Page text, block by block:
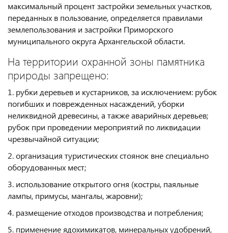
максимальный процент застройки земельных участков,
переданных в пользование, определяется правилами
землепользования и застройки Приморского
муниципального округа Архангельской области.
На территории охранной зоны памятника
природы запрещено:
1. рубки деревьев и кустарников, за исключением: рубок
погибших и поврежденных насаждений, уборки
неликвидной древесины, а также аварийных деревьев;
рубок при проведении мероприятий по ликвидации
чрезвычайной ситуации;
2. организация туристических стоянок вне специально
оборудованных мест;
3. использование открытого огня (костры, паяльные
лампы, примусы, мангалы, жаровни);
4. размещение отходов производства и потребления;
5. применение ядохимикатов, минеральных удобрений,